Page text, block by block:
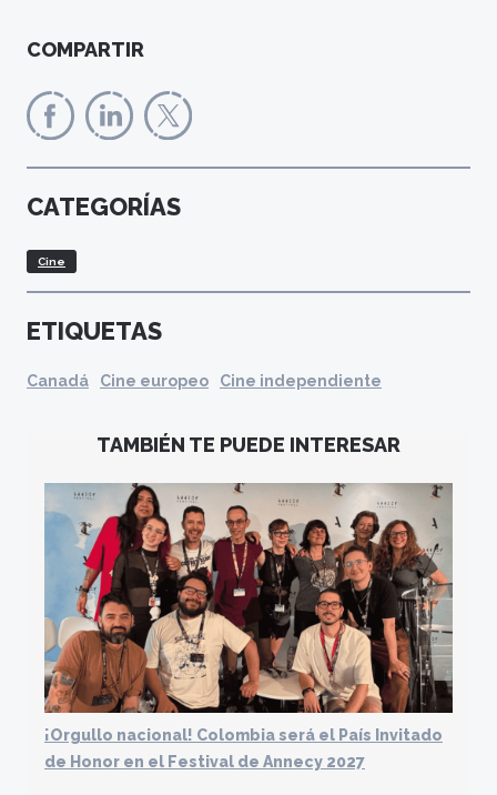
COMPARTIR
CATEGORÍAS
Cine
ETIQUETAS
Canadá Cine europeo Cine independiente
TAMBIÉN TE PUEDE INTERESAR
¡Orgullo nacional! Colombia será el País Invitado
de Honor en el Festival de Annecy 2027